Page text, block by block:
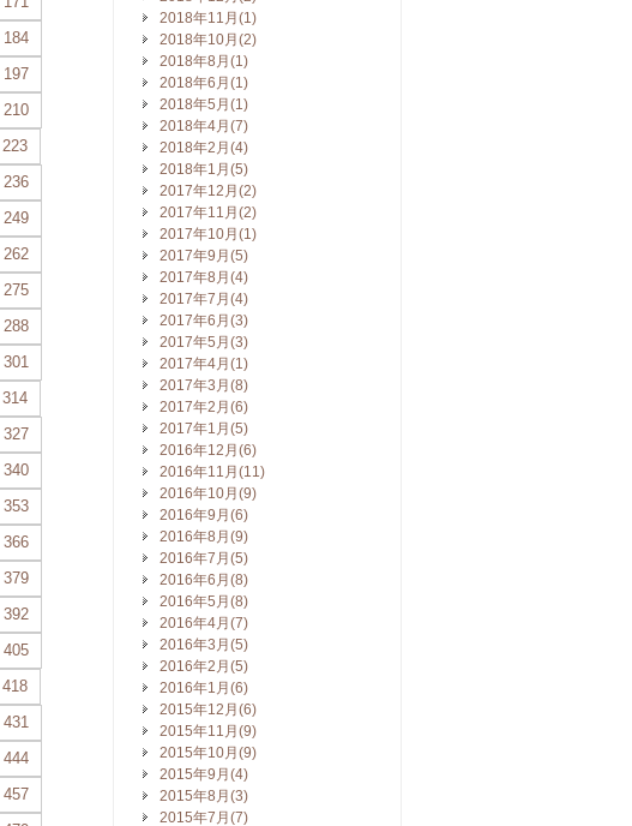
184
197
210
223
236
249
262
275
288
301
314
327
340
353
366
379
392
405
418
431
444
457
2018年11月(1)
2018年10月(2)
2018年8月(1)
2018年6月(1)
2018年5月(1)
2018年4月(7)
2018年2月(4)
2018年1月(5)
2017年12月(2)
2017年11月(2)
2017年10月(1)
2017年9月(5)
2017年8月(4)
2017年7月(4)
2017年6月(3)
2017年5月(3)
2017年4月(1)
2017年3月(8)
2017年2月(6)
2017年1月(5)
2016年12月(6)
2016年11月(11)
2016年10月(9)
2016年9月(6)
2016年8月(9)
2016年7月(5)
2016年6月(8)
2016年5月(8)
2016年4月(7)
2016年3月(5)
2016年2月(5)
2016年1月(6)
2015年12月(6)
2015年11月(9)
2015年10月(9)
2015年9月(4)
2015年8月(3)
2015年7月(7)